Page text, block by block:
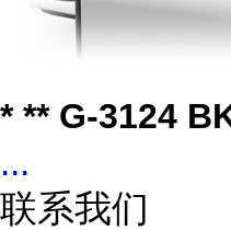
* ** G-3124
...
联系我们